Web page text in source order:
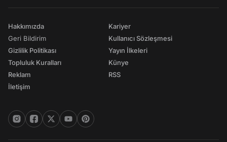
Hakkımızda
Geri Bildirim
Gizlilik Politikası
Topluluk Kuralları
Reklam
İletişim
Kariyer
Kullanıcı Sözleşmesi
Yayın İlkeleri
Künye
RSS